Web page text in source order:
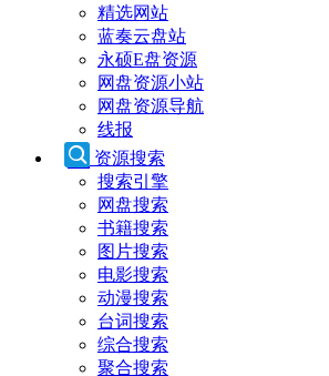
精选网站
蓝奏云盘站
永硕E盘资源
网盘资源小站
网盘资源导航
线报
资源搜索
搜索引擎
网盘搜索
书籍搜索
图片搜索
电影搜索
动漫搜索
台词搜索
综合搜索
聚合搜索